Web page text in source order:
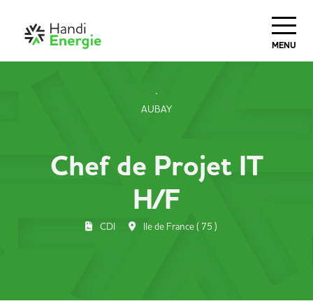
MENU
AUBAY
Chef de Projet IT
H/F
CDI Ile de France ( 75 )